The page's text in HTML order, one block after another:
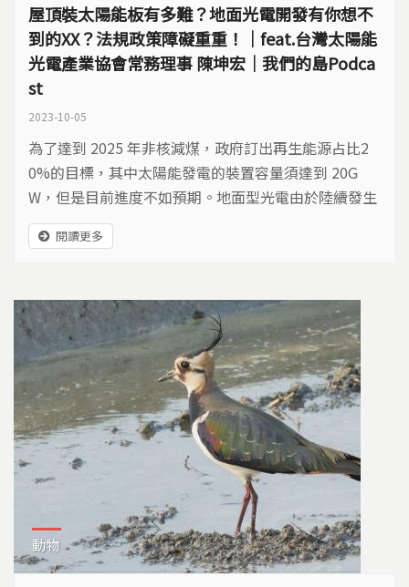
屋頂裝太陽能板有多難？地面光電開發有你想不
到的XX？法規政策障礙重重！｜feat.台灣太陽能
光電產業協會常務理事 陳坤宏｜我們的島Podca
st
2023-10-05
為了達到 2025 年非核減煤，政府訂出再生能源占比2
0%的目標，其中太陽能發電的裝置容量須達到 20G
W，但是目前進度不如預期。地面型光電由於陸續發生
與農漁業搶地，以及影響生態棲地的爭議，在不少區域
引發抗爭；而屋頂型光電的架設進度，也是相當緩慢。
閱讀更多
動物